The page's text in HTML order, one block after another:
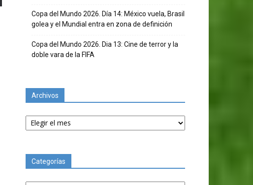
Copa del Mundo 2026. Día 14: México vuela, Brasil
golea y el Mundial entra en zona de definición
Copa del Mundo 2026. Dia 13: Cine de terror y la
doble vara de la FIFA
Archivos
Archivos
Categorías
Categorías